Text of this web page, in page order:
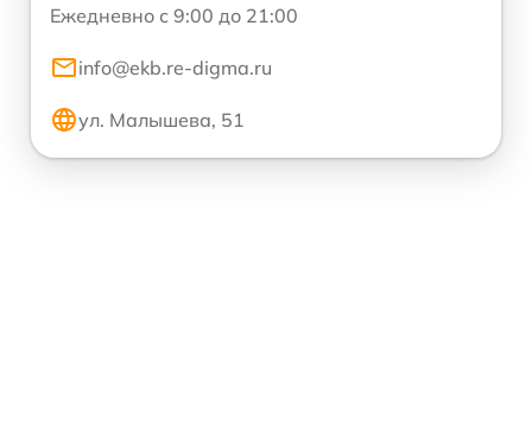
Ежедневно с 9:00 до 21:00
info@ekb.re-digma.ru
ул. Малышева, 51